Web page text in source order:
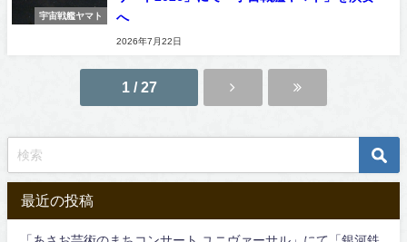
宇宙戦艦ヤマト
へ
2026年7月22日
1 / 27
最近の投稿